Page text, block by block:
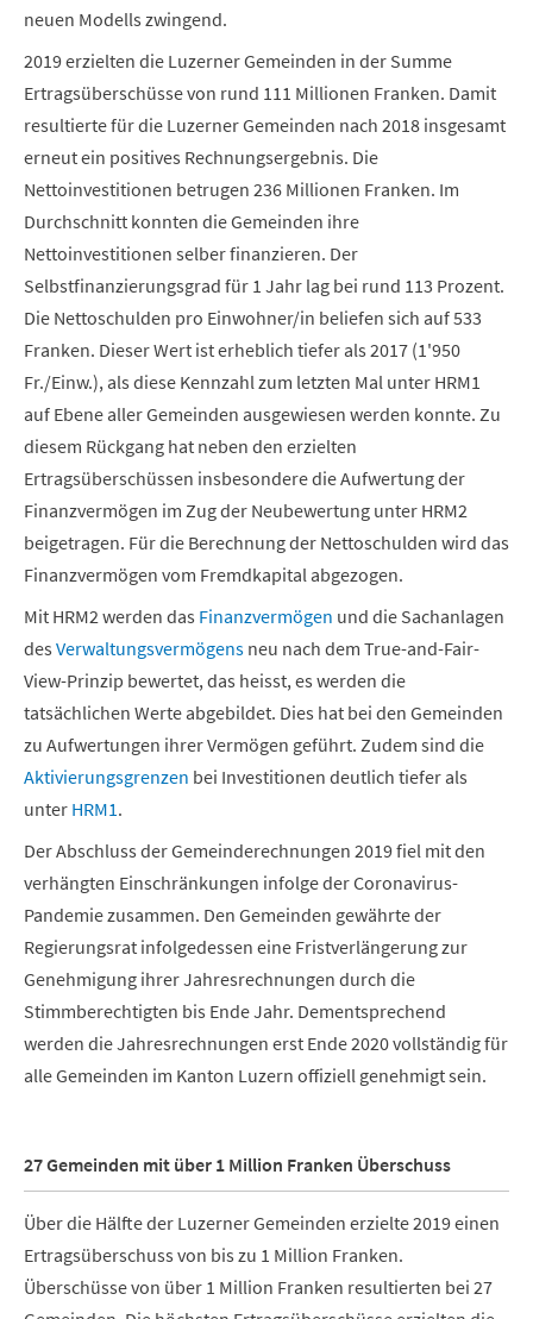
neuen Modells zwingend.
2019 erzielten die Luzerner Gemeinden in der Summe
Ertragsüberschüsse von rund 111 Millionen Franken. Damit
resultierte für die Luzerner Gemeinden nach 2018 insgesamt
erneut ein positives Rechnungsergebnis. Die
Nettoinvestitionen betrugen 236 Millionen Franken. Im
Durchschnitt konnten die Gemeinden ihre
Nettoinvestitionen selber finanzieren. Der
Selbstfinanzierungsgrad für 1 Jahr lag bei rund 113 Prozent.
Die Nettoschulden pro Einwohner/in beliefen sich auf 533
Franken. Dieser Wert ist erheblich tiefer als 2017 (1'950
Fr./Einw.), als diese Kennzahl zum letzten Mal unter HRM1
auf Ebene aller Gemeinden ausgewiesen werden konnte. Zu
diesem Rückgang hat neben den erzielten
Ertragsüberschüssen insbesondere die Aufwertung der
Finanzvermögen im Zug der Neubewertung unter HRM2
beigetragen. Für die Berechnung der Nettoschulden wird das
Finanzvermögen vom Fremdkapital abgezogen.
Mit HRM2 werden das Finanzvermögen und die Sachanlagen
des Verwaltungsvermögens neu nach dem True-and-Fair-
View-Prinzip bewertet, das heisst, es werden die
tatsächlichen Werte abgebildet. Dies hat bei den Gemeinden
zu Aufwertungen ihrer Vermögen geführt. Zudem sind die
Aktivierungsgrenzen bei Investitionen deutlich tiefer als
unter HRM1 .
Der Abschluss der Gemeinderechnungen 2019 fiel mit den
verhängten Einschränkungen infolge der Coronavirus-
Pandemie zusammen. Den Gemeinden gewährte der
Regierungsrat infolgedessen eine Fristverlängerung zur
Genehmigung ihrer Jahresrechnungen durch die
Stimmberechtigten bis Ende Jahr. Dementsprechend
werden die Jahresrechnungen erst Ende 2020 vollständig für
alle Gemeinden im Kanton Luzern offiziell genehmigt sein.
27 Gemeinden mit über 1 Million Franken Überschuss
Über die Hälfte der Luzerner Gemeinden erzielte 2019 einen
Ertragsüberschuss von bis zu 1 Million Franken.
Überschüsse von über 1 Million Franken resultierten bei 27